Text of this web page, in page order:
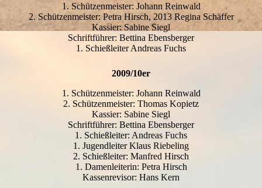
1. Schützenmeister: Johann Reinwald
2. Schützenmeister: Petra Hirsch, 2013 Regina Schäffer
Kassier: Sabine Siegl
Schriftführer: Bettina Ebensberger
1. Schießleiter Andreas Fuchs
2009/10er
1. Schützenmeister: Johann Reinwald
2. Schützenmeister: Thomas Kopietz
Kassier: Sabine Siegl
Schriftführer: Bettina Ebensberger
1. Schießleiter: Andreas Fuchs
1. Jugendleiter Klaus Riebeling
2. Schießleiter: Manfred Hirsch
1. Damenleiterin: Petra Hirsch
Kassenrevisor: Hans Kern